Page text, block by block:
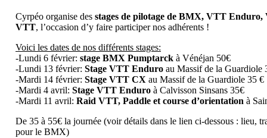
Cyrpéo organise des stages de pilotage de BMX, VTT
VTT, l’occasion d’y faire participer nos adhérents !
Voici les dates de nos différents stages:
-Lundi 6 février: stage BMX Pumptarck à Vénéjan 50€
-Lundi 13 février: Stage VTT Enduro au Massif de la Guardiole
-Mardi 14 février: Stage VTT CX au Massif de la Guardiole 35 €
-Mardi 4 avril: Stage VTT Enduro à Calvisson Sinsans 35€
-Mardi 11 avril: Raid VTT, Paddle et course d’orientation à
De 35 à 55€ la journée (voir détails dans le lien ci-dessous : lieu,
pour le BMX)